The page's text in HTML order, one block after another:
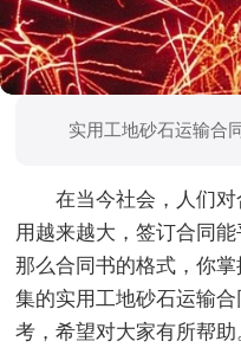
实用工地砂石运输合
在当今社会，人们
用越来越大，签订合同
那么合同书的格式，你
集的实用工地砂石运输
考，希望对大家有所帮助